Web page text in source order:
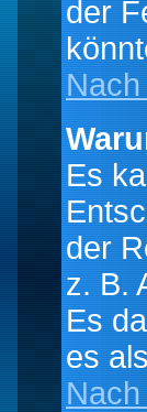
der
Es
der
z. B.
Es
es